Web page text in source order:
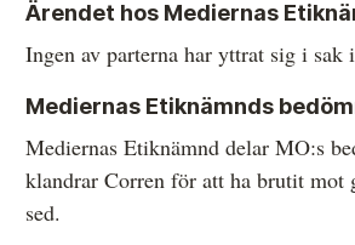
Ärendet hos Mediernas
Ingen av parterna har yttrat sig i sak
Mediernas Etiknämnds
Mediernas Etiknämnd delar MO:s
klandrar Corren för att ha brutit mot
sed.